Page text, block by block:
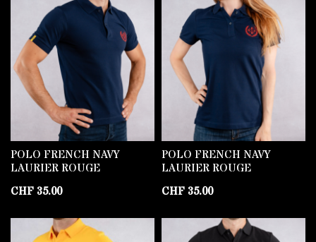
POLO FRENCH NAVY
LAURIER ROUGE
CHF 35.00
POLO FRENCH NAVY
LAURIER ROUGE
CHF 35.00